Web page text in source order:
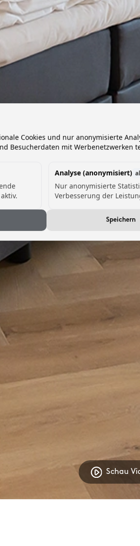
Schau
Cookies und nur anonymisierte
Besucherdaten mit Werbenetzwerken
Analyse (anonymisiert)
Nur anonymisierte
Verbesserung der
Speichern